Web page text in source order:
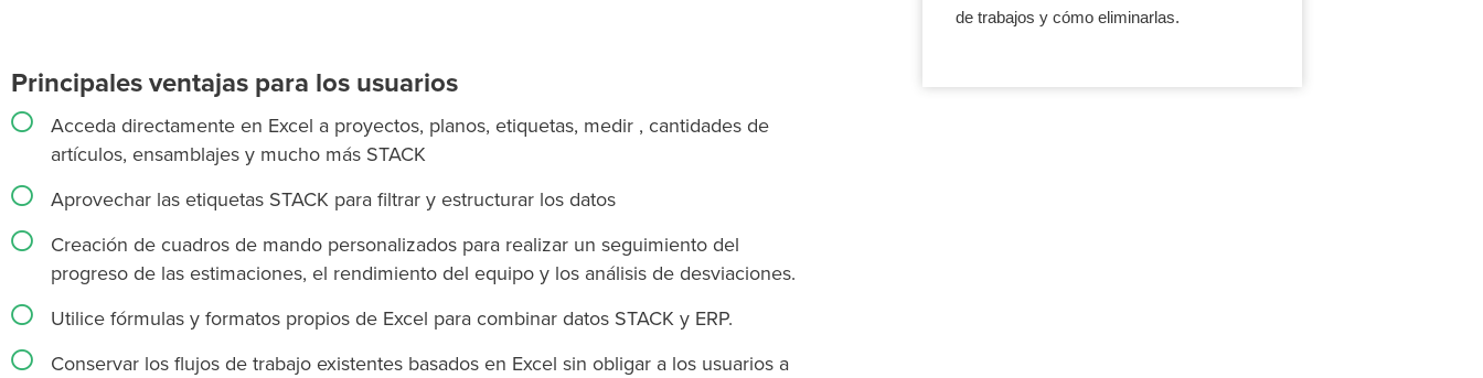
Principales ventajas para los usuarios
Acceda directamente en Excel a proyectos, planos, etiquetas, medir , cantidades de
artículos, ensamblajes y mucho más STACK
Aprovechar las etiquetas STACK para filtrar y estructurar los datos
Creación de cuadros de mando personalizados para realizar un seguimiento del
progreso de las estimaciones, el rendimiento del equipo y los análisis de desviaciones.
Utilice fórmulas y formatos propios de Excel para combinar datos STACK y ERP.
Conservar los flujos de trabajo existentes basados en Excel sin obligar a los usuarios a
de trabajos y cómo eliminarlas.